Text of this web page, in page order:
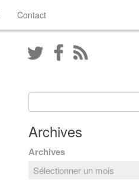
Contact
Archives
Archives